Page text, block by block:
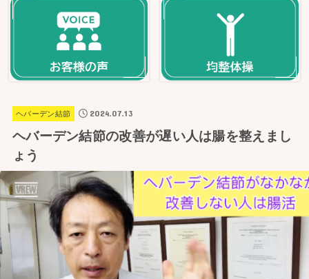
ヘバーデン結節 2024.07.13
ヘバーデン結節の改善が遅い人は腸を整えまし
ょう